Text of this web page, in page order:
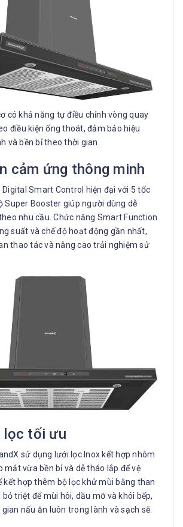
có khả năng tự điều chỉnh vòng quay
điều kiện ống thoát, đảm bảo hiệu
và bền bỉ theo thời gian.
cảm ứng thông minh
Digital Smart Control hiện đại với 5 tốc
Super Booster giúp người dùng dễ
nhu cầu. Chức năng Smart Function
suất và chế độ hoạt động gần nhất,
thao tác và nâng cao trải nghiệm sử
lọc tối ưu
sử dụng lưới lọc Inox kết hợp nhôm
mắt vừa bền bỉ và dễ tháo lắp để vệ
kết hợp thêm bộ lọc khử mùi bằng than
triệt để mùi hôi, dầu mỡ và khói bếp,
nấu ăn luôn trong lành và sạch sẽ.